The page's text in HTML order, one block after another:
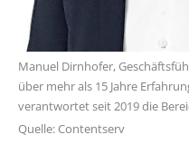
Manuel Dirnhofer,
über mehr als 15 Jahre
verantwortet seit 2019 die
Quelle: Contentserv